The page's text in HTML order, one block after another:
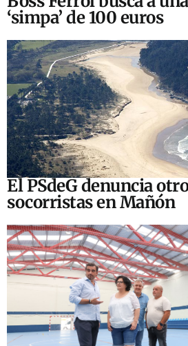
‘simpa’ de 100 euros
El PSdeG denuncia
socorristas en Mañón